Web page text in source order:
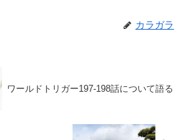
カラガラ
ワールドトリガー197-198話について語る